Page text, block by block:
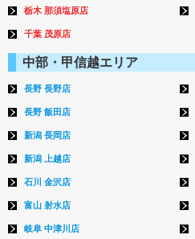
栃木 那須塩原店
千葉 茂原店
中部・甲信越エリア
長野 長野店
長野 飯田店
新潟 長岡店
新潟 上越店
石川 金沢店
富山 射水店
岐阜 中津川店